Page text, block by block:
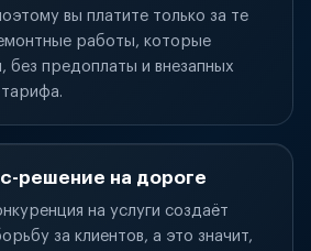
вы платите только за те
работы, которые
без предоплаты и внезапных
решение на дороге
на услуги создаёт
за клиентов, а это значит,